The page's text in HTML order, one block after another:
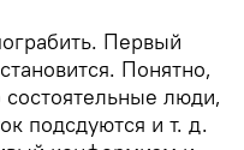
Первый
Понятно,
люди,
подсдуются и т. д.